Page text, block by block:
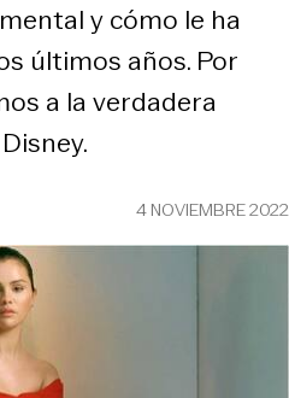
y cómo le ha
últimos años. Por
a la verdadera
4 NOVIEMBRE 2022